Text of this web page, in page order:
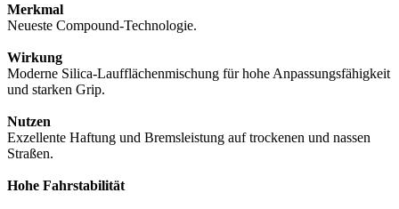
Merkmal
Neueste Compound-Technologie.
Wirkung
Moderne Silica-Laufflächenmischung für hohe Anpassungsfähigkeit
und starken Grip.
Nutzen
Exzellente Haftung und Bremsleistung auf trockenen und nassen
Straßen.
Hohe Fahrstabilität